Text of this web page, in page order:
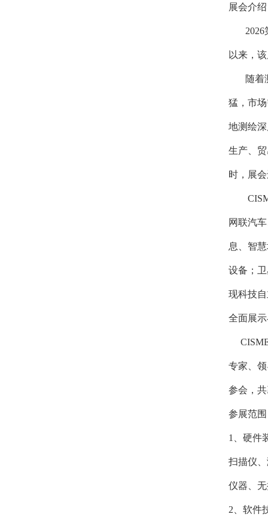
展会介
2026第
以来，
随着测
猛，市
地测绘
生产、
时，展
网联汽
息、智
设备；
现科技
全面展
专家、
参会，
参展范
1、硬件
扫描仪
仪器、
2、软件